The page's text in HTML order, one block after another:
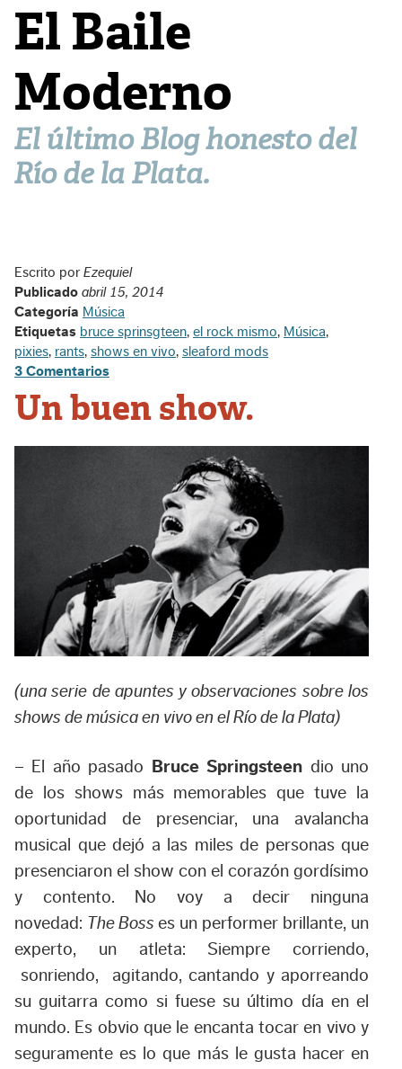
El Baile
Moderno
El último Blog honesto del
Río de la Plata.
Escrito porEzequiel
Publicado abril 15, 2014
Categoría Música
Etiquetas bruce sprinsgteen, el rock mismo, Música,
pixies, rants, shows en vivo, sleaford mods
3 Comentarios
Un buen show.
(una serie de apuntes y observaciones sobre los
shows de música en vivo en el Río de la Plata)
– El año pasado Bruce Springsteen dio uno
de los shows más memorables que tuve la
oportunidad de presenciar, una avalancha
musical que dejó a las miles de personas que
presenciaron el show con el corazón gordísimo
y contento. No voy a decir ninguna
novedad: The Boss es un performer brillante, un
experto, un atleta: Siempre corriendo,
sonriendo, agitando, cantando y aporreando
su guitarra como si fuese su último día en el
mundo. Es obvio que le encanta tocar en vivo y
seguramente es lo que más le gusta hacer en